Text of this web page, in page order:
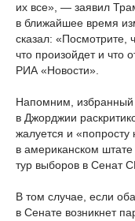
их все», — заявил
в ближайшее время
сказал: «Посмотрите,
что произойдет и что
РИА «Новости».
Напомним, избранный
в Джорджии
жалуется и «попросту
в американском
тур выборов в Сенат
В том случае, если
в Сенате возникнет